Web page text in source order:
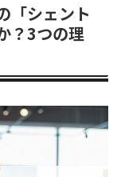
「シェント
？3つの理